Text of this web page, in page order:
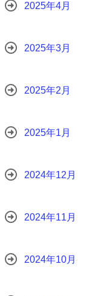
2025年4月
2025年3月
2025年2月
2025年1月
2024年12月
2024年11月
2024年10月